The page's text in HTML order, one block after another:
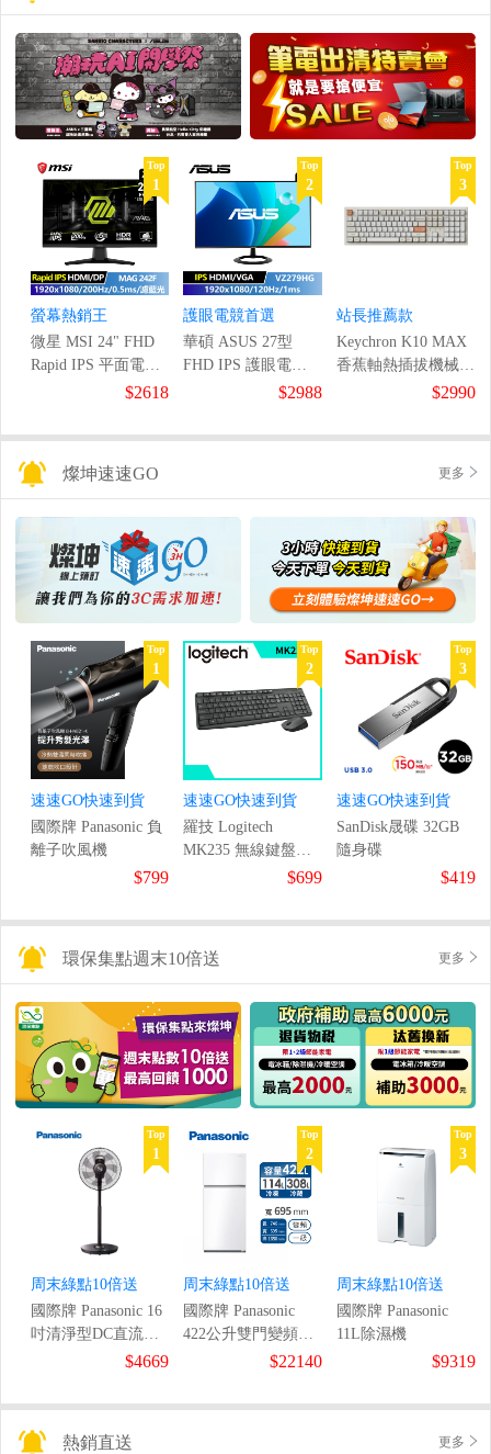
Top
1
螢幕熱銷王
微星 MSI 24" FHD
Rapid IPS 平面電競
$2618
Top
2
護眼電競首選
華碩 ASUS 27型
FHD IPS 護眼電競
$2988
Top
3
站長推薦款
Keychron K10 MAX
香蕉軸熱插拔機械鍵
$2990
燦坤速速GO 更多
Top
1
速速GO快速到貨
國際牌 Panasonic 負
離子吹風機
$799
Top
2
速速GO快速到貨
羅技 Logitech
MK235 無線鍵盤滑
$699
Top
3
速速GO快速到貨
SanDisk晟碟 32GB
隨身碟
$419
環保集點週末10倍送 更多
Top
1
周末綠點10倍送
國際牌 Panasonic 16
吋清淨型DC直流風
$4669
Top
2
周末綠點10倍送
國際牌 Panasonic
422公升雙門變頻冰
$22140
Top
3
周末綠點10倍送
國際牌 Panasonic
11L除濕機
$9319
熱銷直送 更多